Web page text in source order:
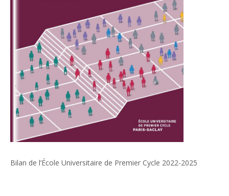
Bilan de l’École Universitaire de Premier Cycle 2022-2025